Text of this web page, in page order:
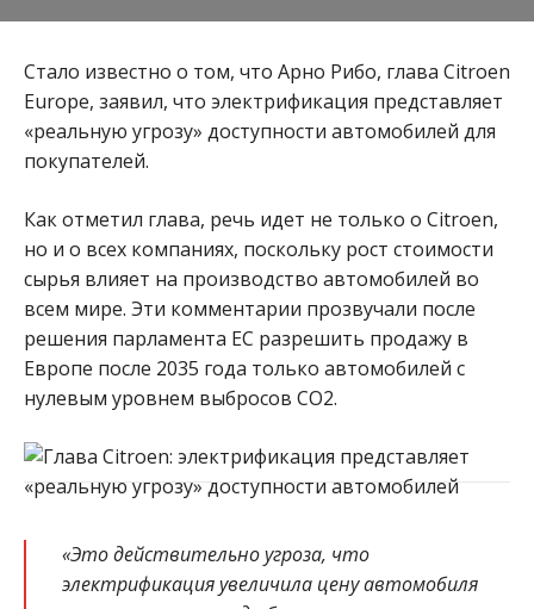
Стало известно о том, что Арно Рибо, глава Citroen
Europe, заявил, что электрификация представляет
«реальную угрозу» доступности автомобилей для
покупателей.
Как отметил глава, речь идет не только о Citroen,
но и о всех компаниях, поскольку рост стоимости
сырья влияет на производство автомобилей во
всем мире. Эти комментарии прозвучали после
решения парламента ЕС разрешить продажу в
Европе после 2035 года только автомобилей с
нулевым уровнем выбросов СО2.
«Это действительно угроза, что
электрификация увеличила цену автомобиля